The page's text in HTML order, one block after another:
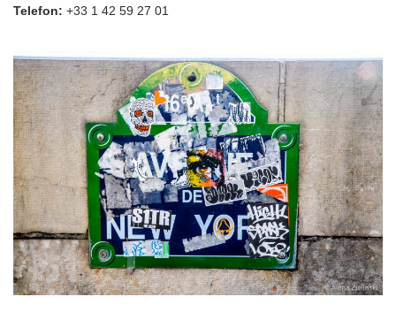
Telefon: +33 1 42 59 27 01